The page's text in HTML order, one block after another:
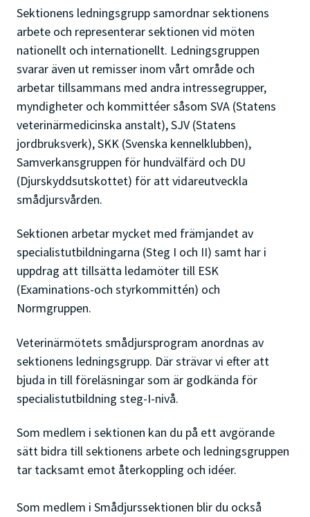
Sektionens ledningsgrupp samordnar sektionens
arbete och representerar sektionen vid möten
nationellt och internationellt. Ledningsgruppen
svarar även ut remisser inom vårt område och
arbetar tillsammans med andra intressegrupper,
myndigheter och kommittéer såsom SVA (Statens
veterinärmedicinska anstalt), SJV (Statens
jordbruksverk), SKK (Svenska kennelklubben),
Samverkansgruppen för hundvälfärd och DU
(Djurskyddsutskottet) för att vidareutveckla
smådjursvården.
Sektionen arbetar mycket med främjandet av
specialistutbildningarna (Steg I och II) samt har i
uppdrag att tillsätta ledamöter till ESK
(Examinations-och styrkommittén) och
Normgruppen.
Veterinärmötets smådjursprogram anordnas av
sektionens ledningsgrupp. Där strävar vi efter att
bjuda in till föreläsningar som är godkända för
specialistutbildning steg-I-nivå.
Som medlem i sektionen kan du på ett avgörande
sätt bidra till sektionens arbete och ledningsgruppen
tar tacksamt emot återkoppling och idéer.
Som medlem i Smådjurssektionen blir du också